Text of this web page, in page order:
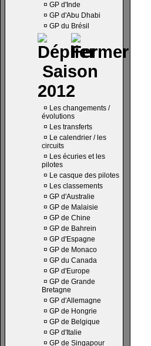
¤ GP d'Inde
¤ GP d'Abu Dhabi
¤ GP du Brésil
Saison
2012
¤ Les changements /
évolutions
¤ Les transferts
¤ Le calendrier / les
circuits
¤ Les écuries et les
pilotes
¤ Le casque des pilotes
¤ Les classements
¤ GP d'Australie
¤ GP de Malaisie
¤ GP de Chine
¤ GP de Bahrein
¤ GP d'Espagne
¤ GP de Monaco
¤ GP du Canada
¤ GP d'Europe
¤ GP de Grande
Bretagne
¤ GP d'Allemagne
¤ GP de Hongrie
¤ GP de Belgique
¤ GP d'Italie
¤ GP de Singapour